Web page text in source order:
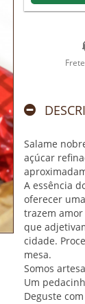
Salame
açúcar
A essência
oferecer
trazem
que
cidade.
mesa.
Somos
Um
Deguste